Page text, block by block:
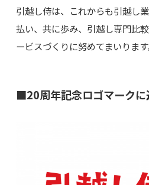
引越し侍は、これからも引越し
払い、共に歩み、引越し専門比
ービスづくりに努めてまいります
■20周年記念ロゴマークに